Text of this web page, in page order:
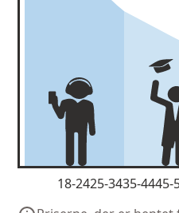
18-2425-3435-4445-